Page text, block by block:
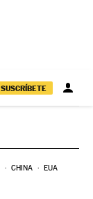
SUSCRÍBETE
CHINA EUA